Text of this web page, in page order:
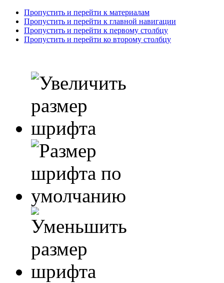
Пропустить и перейти к материалам
Пропустить и перейти к главной навигации
Пропустить и перейти к первому столбцу
Пропустить и перейти ко второму столбцу